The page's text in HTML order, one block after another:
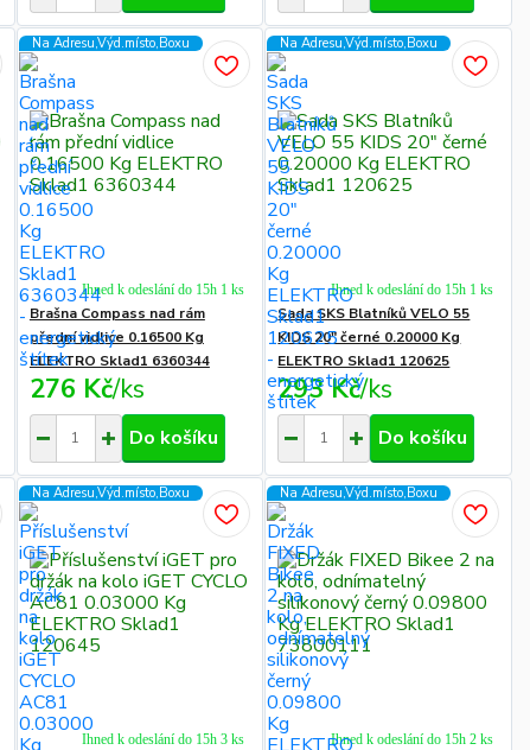
Na Adresu,Výd.místo,Boxu
Brašna Compass nad rám
přední vidlice 0.16500 Kg
ELEKTRO Sklad1 6360344
276 Kč/ks
Ihned k odeslání do 15h 1 ks
Do košíku
Na Adresu,Výd.místo,Boxu
Sada SKS Blatníků VELO 55
KIDS 20" černé 0.20000 Kg
ELEKTRO Sklad1 120625
293 Kč/ks
Ihned k odeslání do 15h 1 ks
Do košíku
Na Adresu,Výd.místo,Boxu
Ihned k odeslání do 15h 3 ks
Na Adresu,Výd.místo,Boxu
Ihned k odeslání do 15h 2 ks